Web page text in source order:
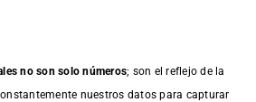
no son solo números; son el reflejo de la
nuestros datos para capturar